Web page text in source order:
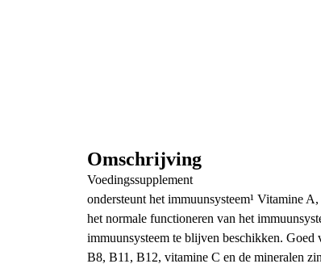
Omschrijving
Voedingssupplement
ondersteunt het immuunsysteem¹ Vitamine
het normale functioneren van het
immuunsysteem te blijven beschikken.
B8, B11, B12, vitamine C en de mineralen